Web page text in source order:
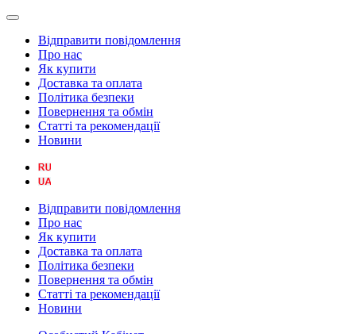
Відправити повідомлення
Про нас
Як купити
Доставка та оплата
Політика безпеки
Повернення та обмін
Статті та рекомендації
Новини
Відправити повідомлення
Про нас
Як купити
Доставка та оплата
Політика безпеки
Повернення та обмін
Статті та рекомендації
Новини